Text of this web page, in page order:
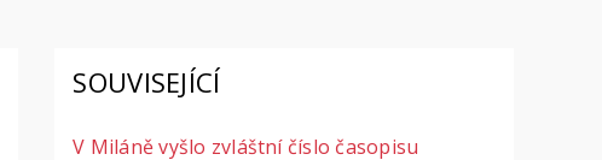
SOUVISEJÍCÍ
V Miláně vyšlo zvláštní číslo časopisu